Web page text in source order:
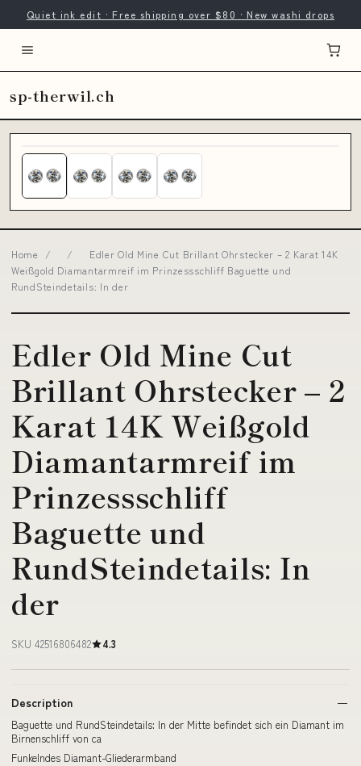
Quiet ink edit · Free shipping over $80 · New washi drops
sp-therwil.ch
Home / /
Edler Old Mine Cut Brillant Ohrstecker – 2 Karat 14K
Weißgold Diamantarmreif im Prinzessschliff Baguette und
RundSteindetails: In der
Edler Old Mine Cut
Brillant Ohrstecker – 2
Karat 14K Weißgold
Diamantarmreif im
Prinzessschliff
Baguette und
RundSteindetails: In
der
SKU 42516806482 4.3
Description
Baguette und RundSteindetails: In der Mitte befindet sich ein Diamant im
Birnenschliff von ca
Funkelndes Diamant-Gliederarmband